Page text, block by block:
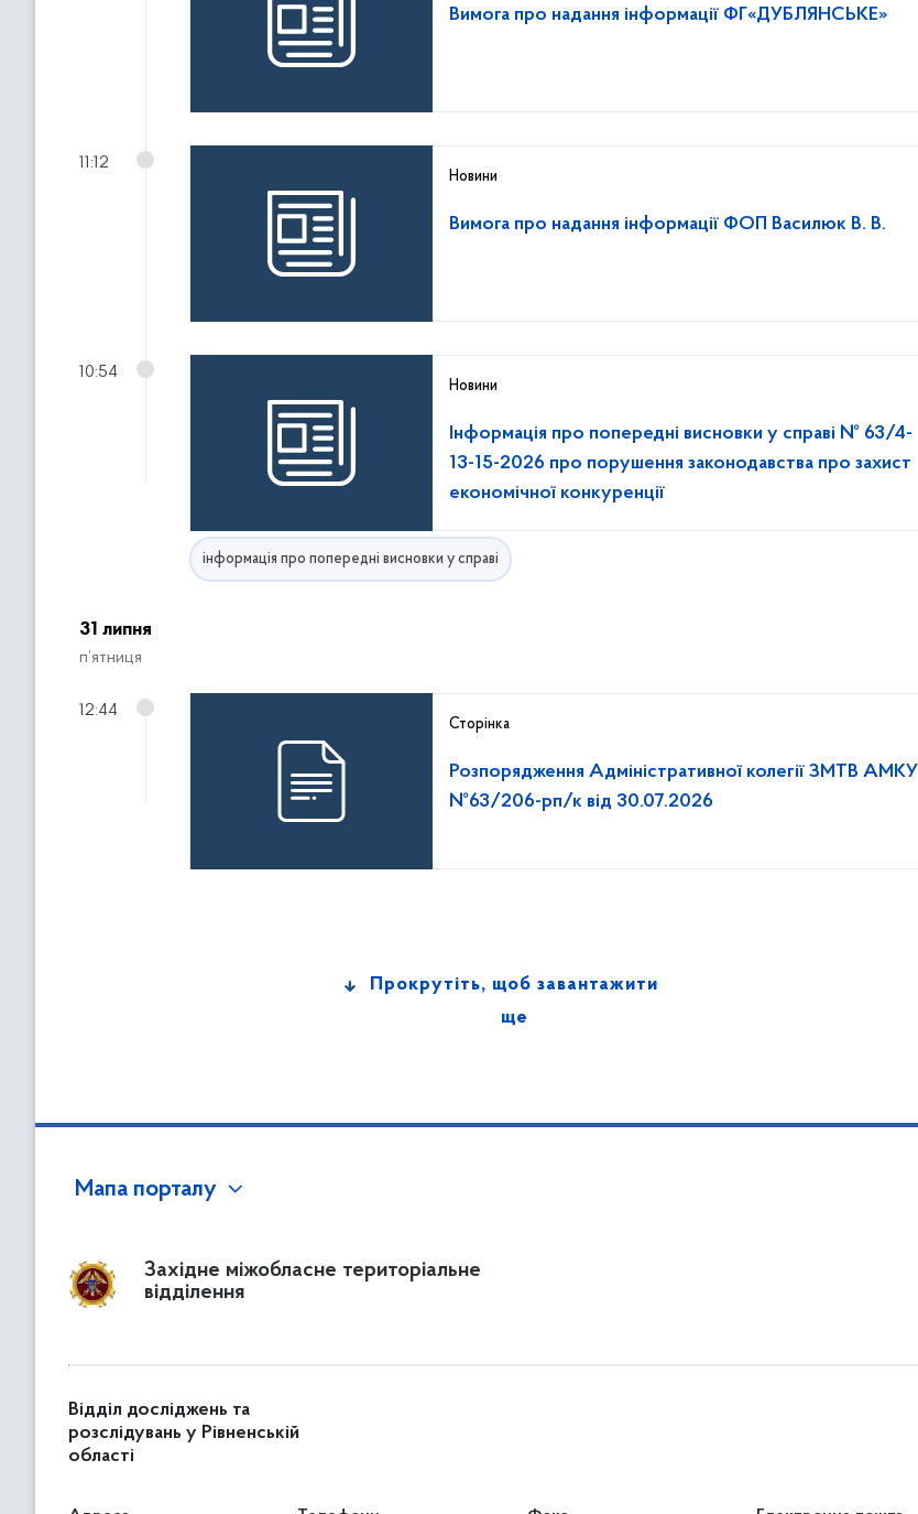
Вимога про надання інформації ФГ«ДУБЛЯНСЬКЕ»
Новини
Вимога про надання інформації ФОП Василюк В. В.
11:12
Новини
Інформація про попередні висновки у справі № 63/4-
13-15-2026 про порушення законодавства про захист
економічної конкуренції
10:54
інформація про попередні висновки у справі
31 липня
п’ятниця
Сторінка
Розпорядження Адміністративної колегії ЗМТВ АМКУ
№63/206-рп/к від 30.07.2026
12:44
Прокрутіть, щоб завантажити
ще
Мапа порталу
Західне міжобласне територіальне
відділення
Відділ досліджень та
розслідувань у Рівненській
області